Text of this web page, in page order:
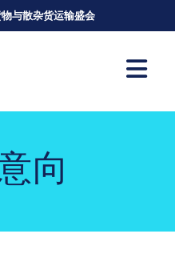
与散杂货运输盛会
向